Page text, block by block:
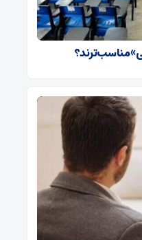
مناسب‌ترند؟